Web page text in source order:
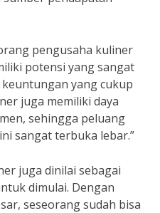
pengusaha kuliner
potensi yang sangat
yang cukup
juga memiliki daya
sehingga peluang
sangat terbuka lebar.”
juga dinilai sebagai
dimulai. Dengan
seseorang sudah bisa